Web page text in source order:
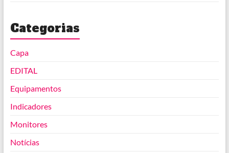
Categorias
Capa
EDITAL
Equipamentos
Indicadores
Monitores
Notícias